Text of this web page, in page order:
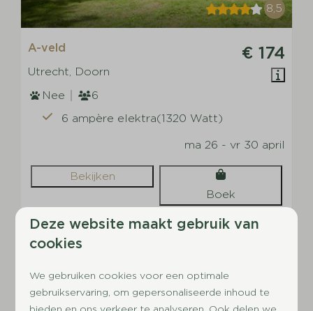
8,5
€ 174
A-veld
Utrecht, Doorn
Nee
6
6 ampère elektra(1320 Watt)
ma 26 - vr 30 april
Bekijken
Boek
UITGELICHT
Deze website maakt gebruik van
cookies
We gebruiken cookies voor een optimale
gebruikservaring, om gepersonaliseerde inhoud te
bieden en ons verkeer te analyseren. Ook delen we